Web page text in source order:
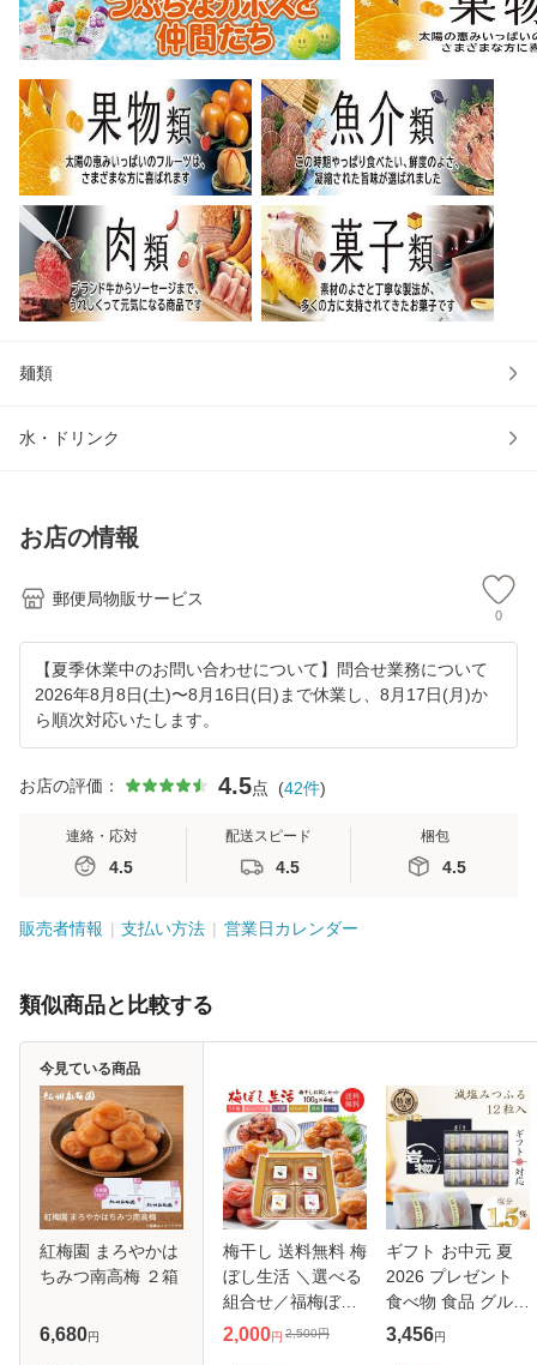
麺類
水・ドリンク
お店の情報
郵便局物販サービス
0
【夏季休業中のお問い合わせについて】問合せ業務について
2026年8月8日(土)〜8月16日(日)まで休業し、8月17日(月)か
ら順次対応いたします。
お店の評価： 4.5点 (42件)
連絡・応対
4.5
配送スピード
4.5
梱包
4.5
販売者情報 支払い方法 営業日カレンダー
類似商品と比較する
紅梅園 まろやかは
ちみつ南高梅 ２箱
6,680円
今見ている商品
梅干し 送料無料 梅
ぼし生活 ＼選べる
組合せ／福梅ぼし
梅干し食べ比べセ
2,000円 2,500円
ギフト お中元 夏
2026 プレゼント
食べ物 食品 グルメ
花以外 個包装 梅干
3,456円